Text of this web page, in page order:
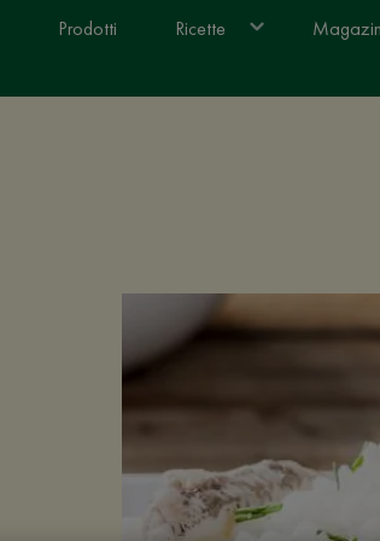
Prodotti Ricette